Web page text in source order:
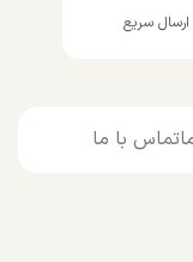
ارسال سریع
تماس با ما